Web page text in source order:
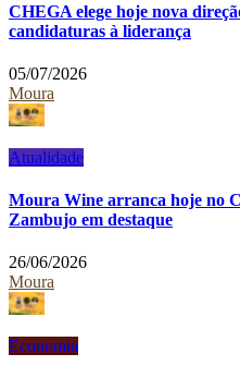
CHEGA elege hoje nova
candidaturas à liderança
05/07/2026
Moura
Atualidade
Moura Wine arranca hoje no
Zambujo em destaque
26/06/2026
Moura
Economia